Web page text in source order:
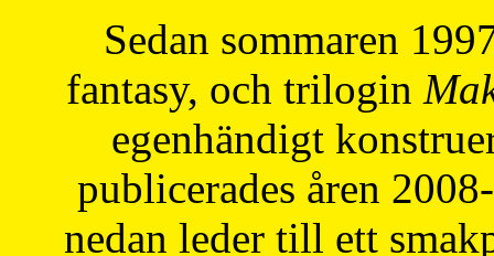
Sedan sommaren
fantasy, och trilogin
egenhändigt
publicerades åren
nedan leder till ett